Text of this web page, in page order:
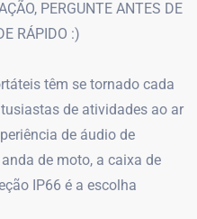
PERGUNTE ANTES DE
RÁPIDO :)
têm se tornado cada
de atividades ao ar
de áudio de
de moto, a caixa de
IP66 é a escolha